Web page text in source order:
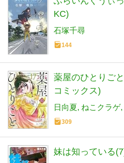
KC)
石塚千尋
144
薬屋のひとりご
コミックス)
日向夏 ねこクラゲ
309
妹は知っている